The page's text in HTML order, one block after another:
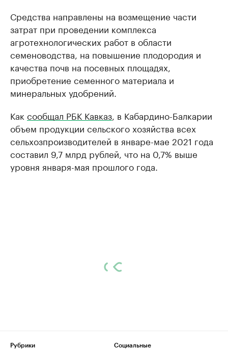
Средства направлены на возмещение части
затрат при проведении комплекса
агротехнологических работ в области
семеноводства, на повышение плодородия и
качества почв на посевных площадях,
приобретение семенного материала и
минеральных удобрений.
Как сообщал РБК Кавказ , в Кабардино-Балкарии
объем продукции сельского хозяйства всех
сельхозпроизводителей в январе-мае 2021 года
составил 9,7 млрд рублей, что на 0,7% выше
уровня января-мая прошлого года.
Рубрики
Социальные